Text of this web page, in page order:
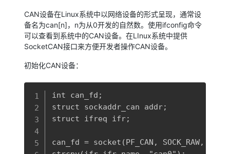
CAN设备在Linux系统中以网络设备的形式呈现，通常设
备名为can[n]，n为从0开发的自然数。使用ifconfig命令
可以查看到系统中的CAN设备。在LInux系统中提供
SocketCAN接口来方便开发者操作CAN设备。
初始化CAN设备：
int can_fd;
struct sockaddr_can addr;
struct ifreq ifr;
can_fd = socket(PF_CAN, SOCK_RAW,